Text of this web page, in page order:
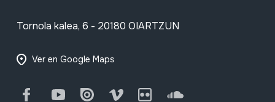
Tornola kalea, 6 - 20180 OIARTZUN
Ver en Google Maps
FacebookYoutube Issuu Vimeo Flickr SoundCloud